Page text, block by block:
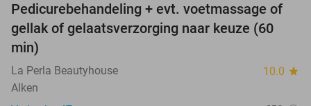
32%
Pedicurebehandeling + evt. voetmassage of
gellak of gelaatsverzorging naar keuze (60
min)
La Perla Beautyhouse 10.0 star
Alken